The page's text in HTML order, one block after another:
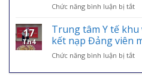
KỲ
6
Chức năng bình luận bị tắtở
ÂN
17
Th4
Trung tâm Y tế khu
kết nạp Đảng viên
Chức năng bình luận bị tắtở